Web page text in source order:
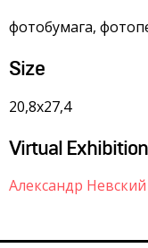
фотобумага,
Size
20,8х27,4
Virtual
Александр Невский